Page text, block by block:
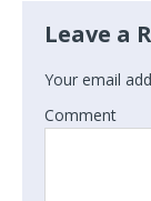
Leave a
Your email
Comment